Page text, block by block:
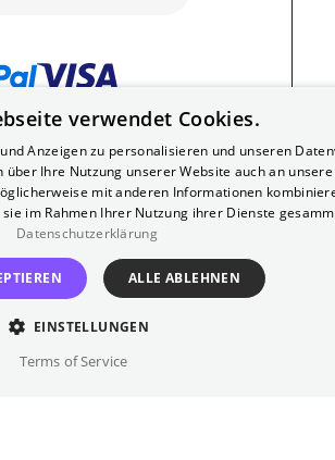
kostenlos für bis zu 90
Mitglied?
Mitgliedskonto
verwendet Cookies.
Anzeigen zu personalisieren und unseren
Ihre Nutzung unserer Website auch an
mit anderen Informationen
im Rahmen Ihrer Nutzung ihrer Dienste
Datenschutzerklärung
ALLE ABLEHNEN
EINSTELLUNGEN
Terms of Service